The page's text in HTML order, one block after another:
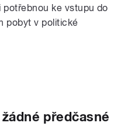
ke vstupu do
pobyt v politické
předčasné